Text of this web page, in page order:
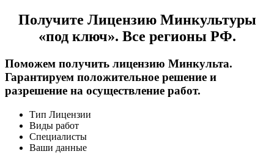
Получите Лицензию Минкультуры
«под ключ». Все регионы РФ.
Поможем получить лицензию Минкульта.
Гарантируем положительное решение и
разрешение на осуществление работ.
Тип Лицензии
Виды работ
Специалисты
Ваши данные